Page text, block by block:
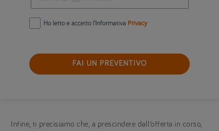
Ho letto e accetto l’Informativa Privacy
FAI UN PREVENTIVO
Infine, ti precisiamo che, a prescindere dall’offerta in corso,